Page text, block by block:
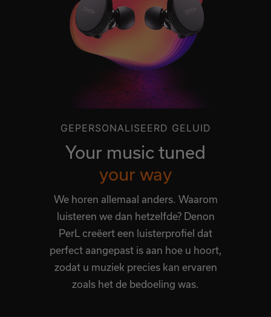
GEPERSONALISEERD GELUID
Your music tuned
your way
We horen allemaal anders. Waarom
luisteren we dan hetzelfde? Denon
PerL creëert een luisterprofiel dat
perfect aangepast is aan hoe u hoort,
zodat u muziek precies kan ervaren
zoals het de bedoeling was.